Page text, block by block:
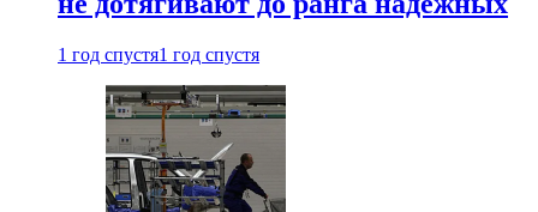
1 год спустя1 год спустя